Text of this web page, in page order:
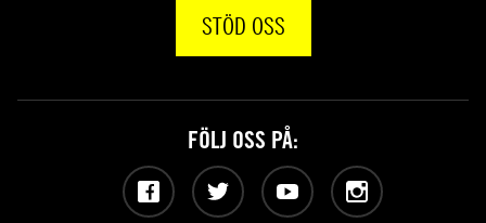
STÖD OSS
FÖLJ OSS PÅ:
Facebook Twitter YouTubeInstagram